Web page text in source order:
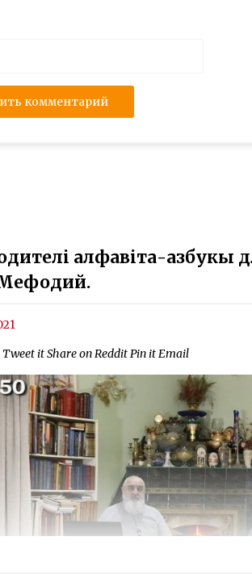
алфавіта-азбукы
Tweet it Share on Reddit Pin it Email